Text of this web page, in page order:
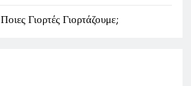
Γιορτές Γιορτάζουμε;